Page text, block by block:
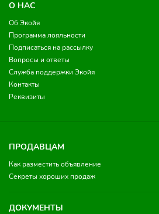
О НАС
Об Экойя
Программа лояльности
Подписаться на рассылку
Вопросы и ответы
Служба поддержки Экойя
Контакты
Реквизиты
ПРОДАВЦАМ
Как разместить объявление
Секреты хороших продаж
ДОКУМЕНТЫ